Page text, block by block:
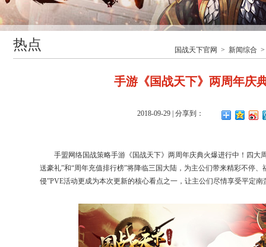
国战天下官网 > 新闻综合 >
热点
手游《国战天下》两周年庆
2018-09-29 | 分享到：
手盟网络国战策略手游《国战天下》两周年庆典火爆进行中！四大
送豪礼”和“周年充值排行榜”将降临三国大陆，为主公们带来精彩不停
侵”PVE活动更成为本次更新的核心看点之一，让主公们尽情享受平定